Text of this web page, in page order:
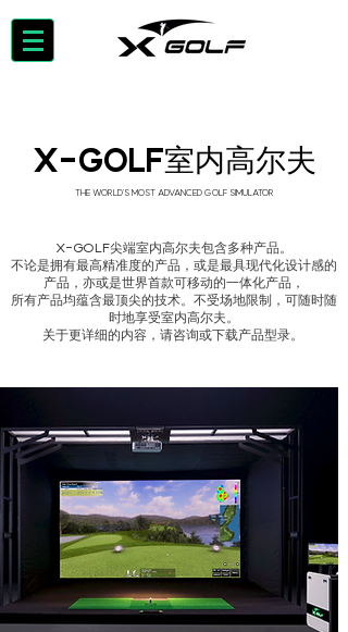
X-GOLF室内高尔夫
THE WORLD'S MOST ADVANCED GOLF SIMULATOR
X-GOLF尖端室内高尔夫包含多种产品。
不论是拥有最高精准度的产品，或是最具现代化设计感的
产品，亦或是世界首款可移动的一体化产品，
所有产品均蕴含最顶尖的技术。不受场地限制，可随时随
时地享受室内高尔夫。
关于更详细的内容，请咨询或下载产品型录。